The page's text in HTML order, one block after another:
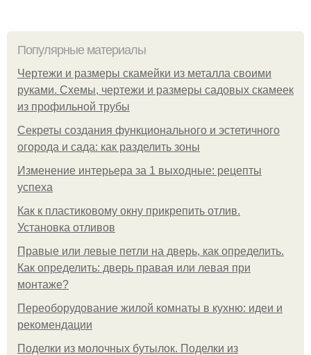
Популярные материалы
Чертежи и размеры скамейки из металла своими
руками. Схемы, чертежи и размеры садовых скамеек
из профильной трубы
Секреты создания функционального и эстетичного
огорода и сада: как разделить зоны
Изменение интерьера за 1 выходные: рецепты
успеха
Как к пластиковому окну прикрепить отлив.
Установка отливов
Правые или левые петли на дверь, как определить.
Как определить: дверь правая или левая при
монтаже?
Переоборудование жилой комнаты в кухню: идеи и
рекомендации
Поделки из молочных бутылок. Поделки из